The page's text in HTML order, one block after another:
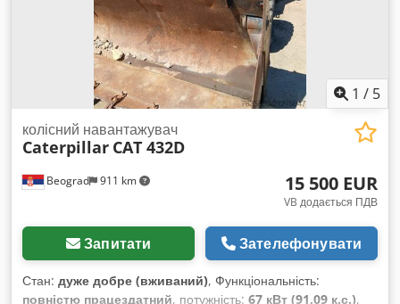
1 / 5
Beograd 911 km
колісний навантажувач
Caterpillar CAT 432D
15 500 EUR
VB додається ПДВ
Запитати Зателефонувати
Стан: дуже добре (вживаний), Функціональність:
повністю працездатний, потужність: 67 кВт (91,09 к.с.),